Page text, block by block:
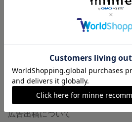
minneとものづくりと
minneの本
企業の方へ
広告出稿について